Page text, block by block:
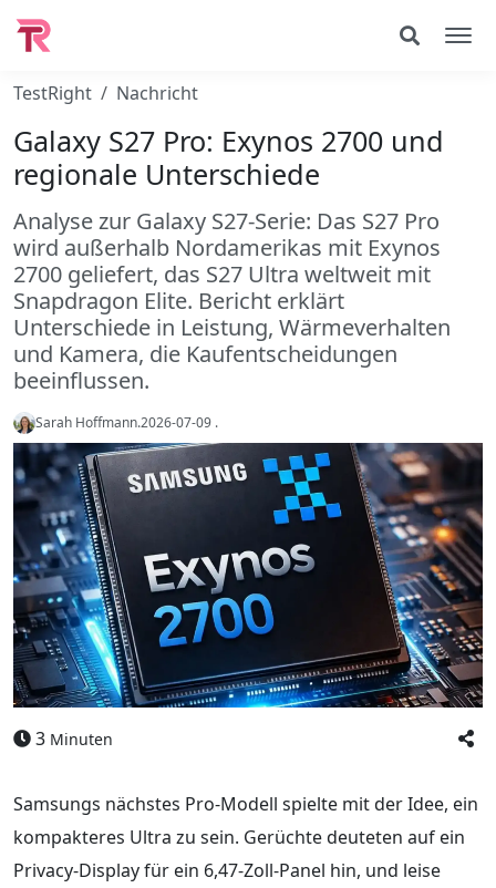
TestRight Nachricht
Galaxy S27 Pro: Exynos 2700 und
regionale Unterschiede
Analyse zur Galaxy S27-Serie: Das S27 Pro
wird außerhalb Nordamerikas mit Exynos
2700 geliefert, das S27 Ultra weltweit mit
Snapdragon Elite. Bericht erklärt
Unterschiede in Leistung, Wärmeverhalten
und Kamera, die Kaufentscheidungen
beeinflussen.
Sarah Hoffmann.2026-07-09 .
3 Minuten
Samsungs nächstes Pro-Modell spielte mit der Idee, ein
kompakteres Ultra zu sein. Gerüchte deuteten auf ein
Privacy-Display für ein 6,47-Zoll-Panel hin, und leise